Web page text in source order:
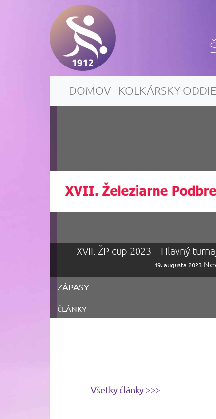
DOMOV KOLKÁRSKY
XVII. ŽP cup 2023 – Hlavný
19. augusta 2023
ZÁPASY
ČLÁNKY
Všetky články >>>